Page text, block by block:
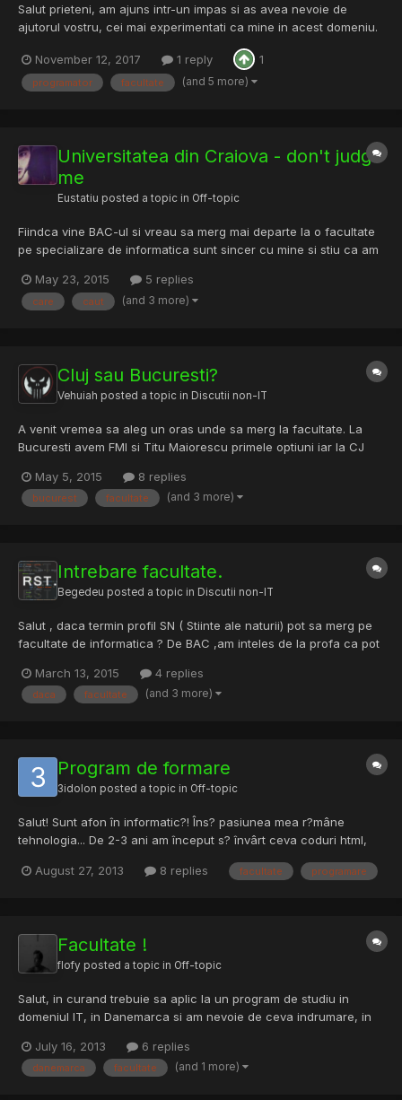
Salut prieteni, am ajuns intr-un impas si as avea nevoie de
ajutorul vostru, cei mai experimentati ca mine in acest domeniu.
profil de mate-info cu engleza intesiv. Oscilez intre Universitatea
Babes-Bolyai pe Informatica...
November 12, 2017 1 reply 1
programator facultate (and 5 more)
Universitatea din Craiova - don't judge
me
Eustatiu posted a topic in Off-topic
Fiindca vine BAC-ul si vreau sa merg mai departe la o facultate
pe specializare de informatica sunt sincer cu mine si stiu ca am
caut o facultate care sa fie asemanatoare[am mai deschis 2
thhreaduri anterioare cu privire la acest subiect] sp...
May 23, 2015 5 replies
care caut (and 3 more)
Cluj sau Bucuresti?
Vehuiah posted a topic in Discutii non-IT
A venit vremea sa aleg un oras unde sa merg la facultate. La
Bucuresti avem FMI si Titu Maiorescu primele optiuni iar la CJ
dar nu am nimic concret iar Clujul e mai frumos ca oras si e o
influenta puternic europeana acolo (Astea sunt...
May 5, 2015 8 replies
bucurest facultate (and 3 more)
Intrebare facultate.
Begedeu posted a topic in Discutii non-IT
Salut , daca termin profil SN ( Stiinte ale naturii) pot sa merg pe
facultate de informatica ? De BAC ,am inteles de la profa ca pot
a crede. Va rog daca stiti lasati reply.
March 13, 2015 4 replies
daca facultate (and 3 more)
Program de formare
3idolon posted a topic in Off-topic
Salut! Sunt afon în informatic?! Îns? pasiunea mea r?mâne
tehnologia... De 2-3 ani am început s? învârt ceva coduri html,
iar cu timpul lucrul in spa?iul web a devenit o pasiune...M?
August 27, 2013 8 replies facultate programare
Facultate !
flofy posted a topic in Off-topic
Salut, in curand trebuie sa aplic la un program de studiu in
domeniul IT, in Danemarca si am nevoie de ceva indrumare, in
domeniu sa "atac" si ce este de viitor: -Computer Science
Computer Science in Denmark -IT Network & Electronics Tec...
July 16, 2013 6 replies
danemarca facultate (and 1 more)